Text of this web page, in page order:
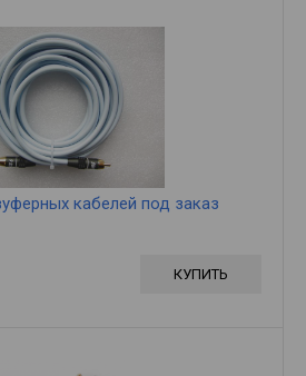
кабелей под заказ
КУПИТЬ